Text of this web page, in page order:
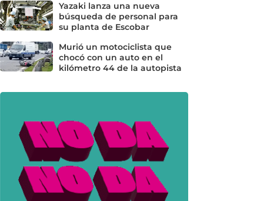
Yazaki lanza una nueva
búsqueda de personal para
su planta de Escobar
Murió un motociclista que
chocó con un auto en el
kilómetro 44 de la autopista